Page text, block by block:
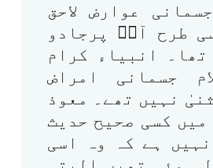
عوارض لاحق
طرح آپؐ پرجادو
تھا۔ انبیاء کرام
جسمانی امراض
نہیں تھے۔ معوذ
میں کسی صحیح حدیث
ہے کہ وہ اسی